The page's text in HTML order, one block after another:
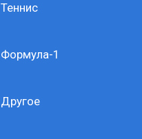
Теннис
Формула-1
Другое